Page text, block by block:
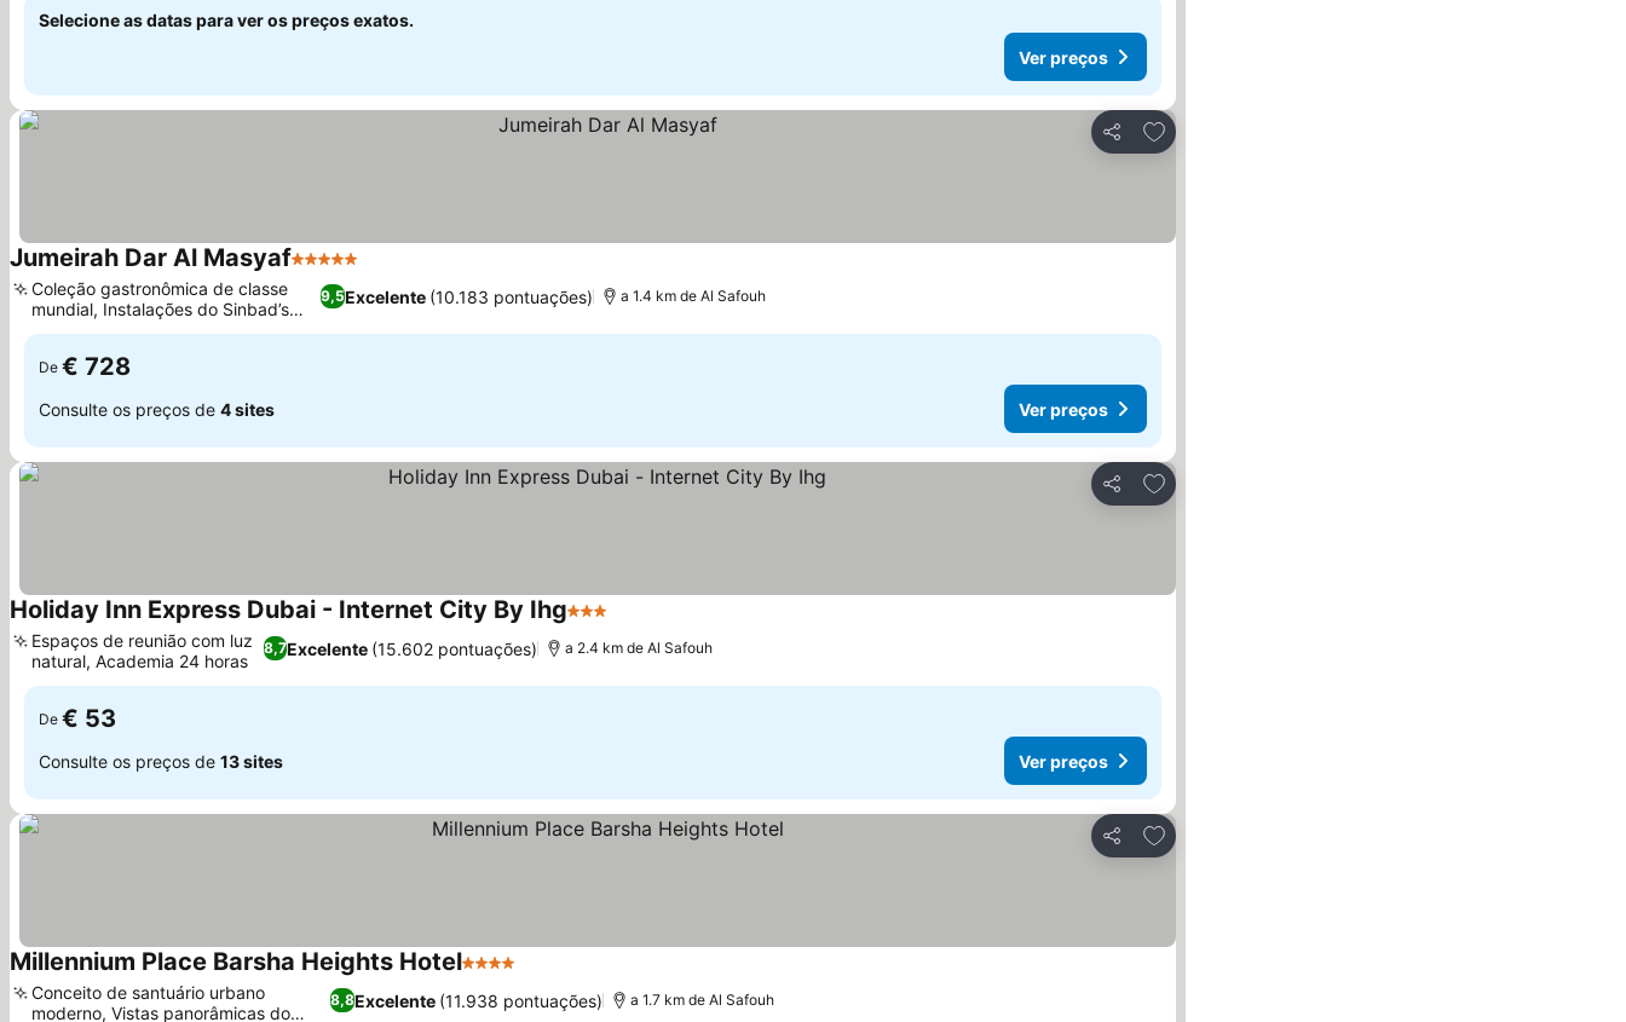
Selecione as datas para ver os preços exatos.
Ver preços
Partilhar
Adicionar aos favoritos
Jumeirah Dar Al Masyaf5 Estrelas
9,5Excelente (10.183 pontuações)
Coleção gastronômica de classe
mundial, Instalações do Sinbad’s
Kids Club
a 1.4 km de Al Safouh
De € 728
Consulte os preços de 4 sites Ver preços
Partilhar
Adicionar aos favoritos
Holiday Inn Express Dubai - Internet City By Ihg3 Estrelas
8,7Excelente (15.602 pontuações)
Espaços de reunião com luz
natural, Academia 24 horas
a 2.4 km de Al Safouh
De € 53
Consulte os preços de 13 sites Ver preços
Partilhar
Adicionar aos favoritos
Millennium Place Barsha Heights Hotel4 Estrelas
8,8Excelente (11.938 pontuações)
Conceito de santuário urbano
moderno, Vistas panorâmicas do
a 1.7 km de Al Safouh